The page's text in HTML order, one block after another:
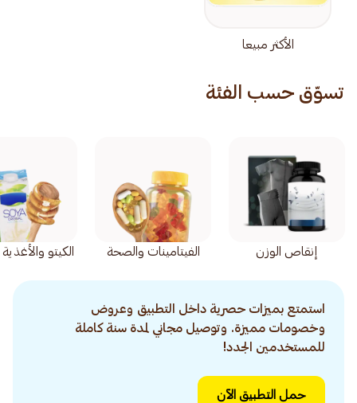
الأكثر مبيعا
تسوّق حسب الفئة
إنقاص الوزن الفيتامينات والصحة الكيتو
استمتع بميزات حصرية داخل التطبيق وعروض
وخصومات مميزة. وتوصيل مجاني لمدة سنة كاملة
للمستخدمين الجدد!
حمل التطبيق الآن